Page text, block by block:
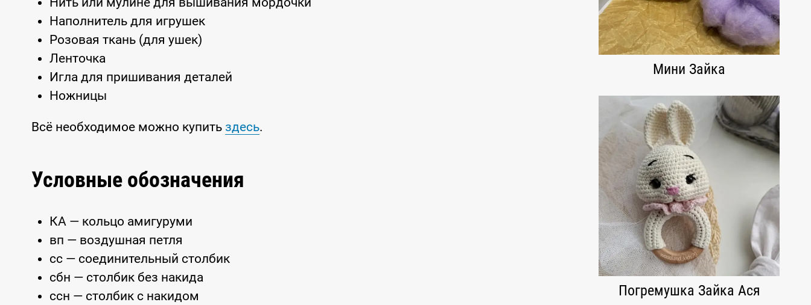
Наполнитель для игрушек
Розовая ткань (для ушек)
Ленточка
Игла для пришивания деталей
Ножницы
Всё необходимое можно купить здесь.
Условные обозначения
КА — кольцо амигуруми
вп — воздушная петля
сс — соединительный столбик
сбн — столбик без накида
ссн — столбик с накидом
Мини Зайка
Погремушка Зайка Ася